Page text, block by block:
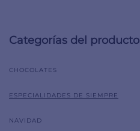
Categorías del producto
CHOCOLATES
ESPECIALIDADES DE SIEMPRE
NAVIDAD